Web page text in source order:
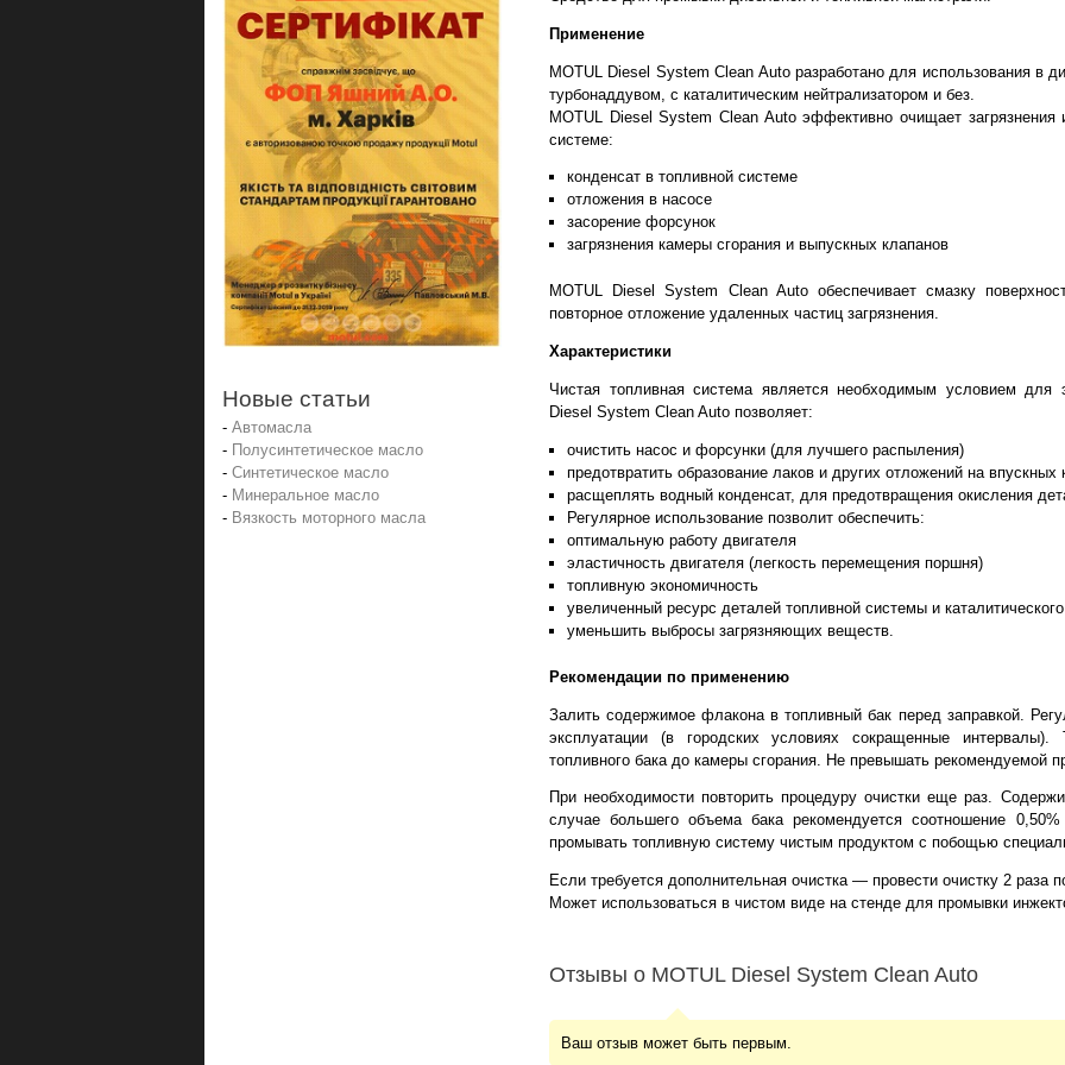
Применение
MOTUL Diesel System Clean Auto разработано для использования в
турбонаддувом, с каталитическим нейтрализатором и без.
MOTUL Diesel System Clean Auto эффективно очищает
системе:
конденсат в топливной системе
отложения в насосе
засорение форсунок
загрязнения камеры сгорания и выпускных клапанов
MOTUL Diesel System Clean Auto обеспечивает смазку
повторное отложение удаленных частиц загрязнения.
Характеристики
Чистая топливная система является необходимым условием для
Diesel System Clean Auto позволяет:
очистить насос и форсунки (для лучшего распыления)
предотвратить образование лаков и других отложений на впускных
расщеплять водный конденсат, для предотвращения окисления
Регулярное использование позволит обеспечить:
оптимальную работу двигателя
эластичность двигателя (легкость перемещения поршня)
топливную экономичность
увеличенный ресурс деталей топливной системы и
уменьшить выбросы загрязняющих веществ.
Рекомендации по применению
Залить содержимое флакона в топливный бак перед заправкой.
эксплуатации (в городских условиях сокращенные
топливного бака до камеры сгорания. Не превышать рекомендуемой
При необходимости повторить процедуру очистки еще раз.
случае большего объема бака рекомендуется соотношение
промывать топливную систему чистым продуктом с побощью
Если требуется дополнительная очистка — провести очистку 2 раза
Может использоваться в чистом виде на стенде для промывки
Отзывы о MOTUL Diesel System Clean Auto
Ваш отзыв может быть первым.
Новые статьи
- Автомасла
- Полусинтетическое масло
- Синтетическое масло
- Минеральное масло
- Вязкость моторного масла